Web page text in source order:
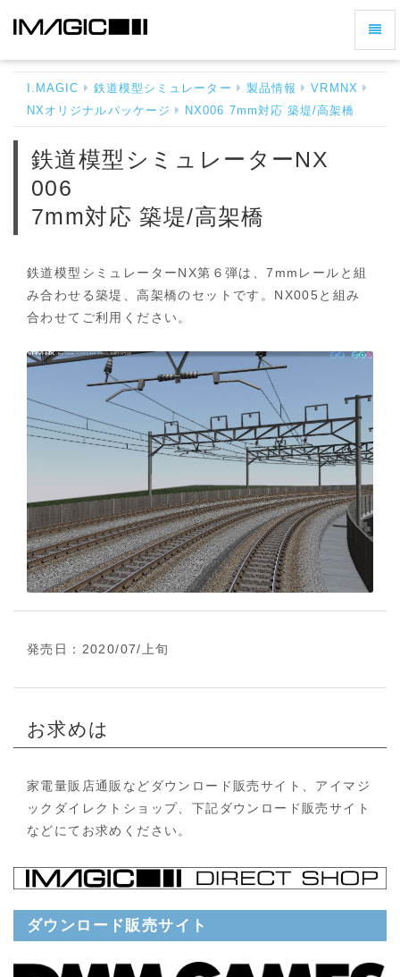
模
型
ミ
ー
006
7mm
対
応
堤/
へ
る
ナ
ビ
え
I.MAGIC 鉄道模型シミュレーター 製品情報
VRMNX
NXオリジナルパッケージ
NX006 7mm対応 築堤/高架橋
鉄道模型シミュレーターNX
006
7mm対応 築堤/高架橋
鉄道模型シミュレーターNX第６弾は、7mmレールと組
み合わせる築堤、高架橋のセットです。NX005と組み
合わせてご利用ください。
発売日：2020/07/上旬
お求めは
家電量販店通販などダウンロード販売サイト、アイマジ
ックダイレクトショップ、下記ダウンロード販売サイト
などにてお求めください。
ダウンロード販売サイト